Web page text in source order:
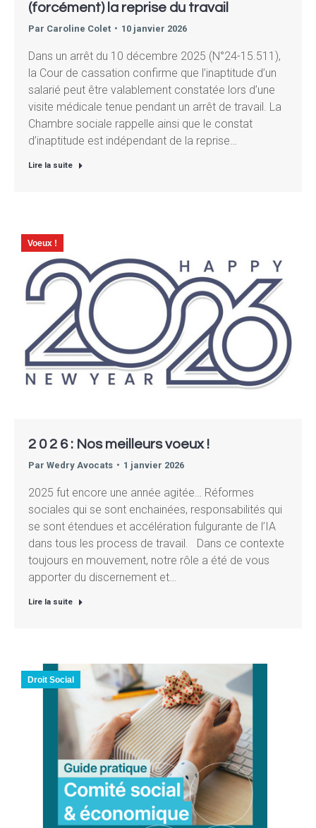
(forcément) la reprise du travail
Par Caroline Colet 10 janvier 2026
Dans un arrêt du 10 décembre 2025 (N°24-15.511),
la Cour de cassation confirme que l’inaptitude d’un
salarié peut être valablement constatée lors d’une
visite médicale tenue pendant un arrêt de travail. La
Chambre sociale rappelle ainsi que le constat
d’inaptitude est indépendant de la reprise…
Lire la suite
Voeux !
2 0 2 6 : Nos meilleurs voeux !
Par Wedry Avocats 1 janvier 2026
2025 fut encore une année agitée… Réformes
sociales qui se sont enchainées, responsabilités qui
se sont étendues et accélération fulgurante de l’IA
dans tous les process de travail. Dans ce contexte
toujours en mouvement, notre rôle a été de vous
apporter du discernement et…
Lire la suite
Droit Social